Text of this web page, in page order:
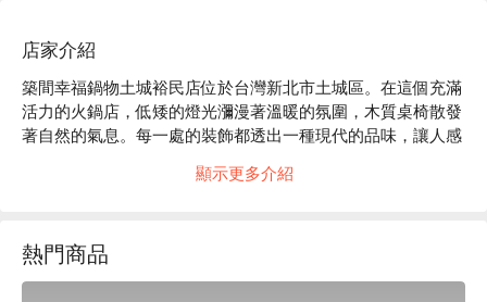
店家介紹
築間幸福鍋物土城裕民店位於台灣新北市土城區。在這個充滿
活力的火鍋店，低矮的燈光瀰漫著溫暖的氛圍，木質桌椅散發
著自然的氣息。每一處的裝飾都透出一種現代的品味，讓人感
M9+黑毛和牛霜降鍋成為提升聚會或用餐體驗的絕佳催化劑。
每一口都是享受，讓人流連忘返。
顯示更多介紹
熱門商品